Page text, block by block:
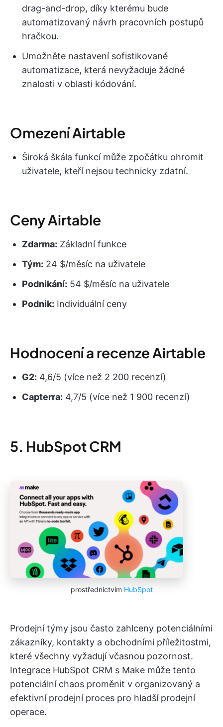
drag-and-drop, díky kterému bude
automatizovaný návrh pracovních postupů
hračkou.
Umožněte nastavení sofistikované
automatizace, která nevyžaduje žádné
znalosti v oblasti kódování.
Omezení Airtable
Široká škála funkcí může zpočátku ohromit
uživatele, kteří nejsou technicky zdatní.
Ceny Airtable
Zdarma: Základní funkce
Tým: 24 $/měsíc na uživatele
Podnikání: 54 $/měsíc na uživatele
Podnik: Individuální ceny
Hodnocení a recenze Airtable
G2: 4,6/5 (více než 2 200 recenzí)
Capterra: 4,7/5 (více než 1 900 recenzí)
5. HubSpot CRM
prostřednictvím HubSpot
Prodejní týmy jsou často zahlceny potenciálními
zákazníky, kontakty a obchodními příležitostmi,
které všechny vyžadují včasnou pozornost.
Integrace HubSpot CRM s Make může tento
potenciální chaos proměnit v organizovaný a
efektivní prodejní proces pro hladší prodejní
operace.